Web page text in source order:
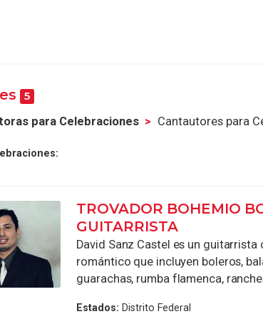
5
para Celebraciones Cantautores para
TROVADOR BOHEMIO
GUITARRISTA
David Sanz Castel es un
romántico que incluyen boleros,
guarachas, rumba flamenca,
Estados: Distrito Federal